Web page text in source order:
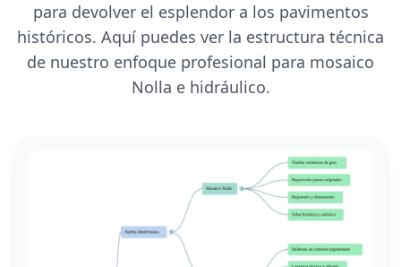
para devolver el esplendor a los pavimentos
históricos. Aquí puedes ver la estructura técnica
de nuestro enfoque profesional para mosaico
Nolla e hidráulico.